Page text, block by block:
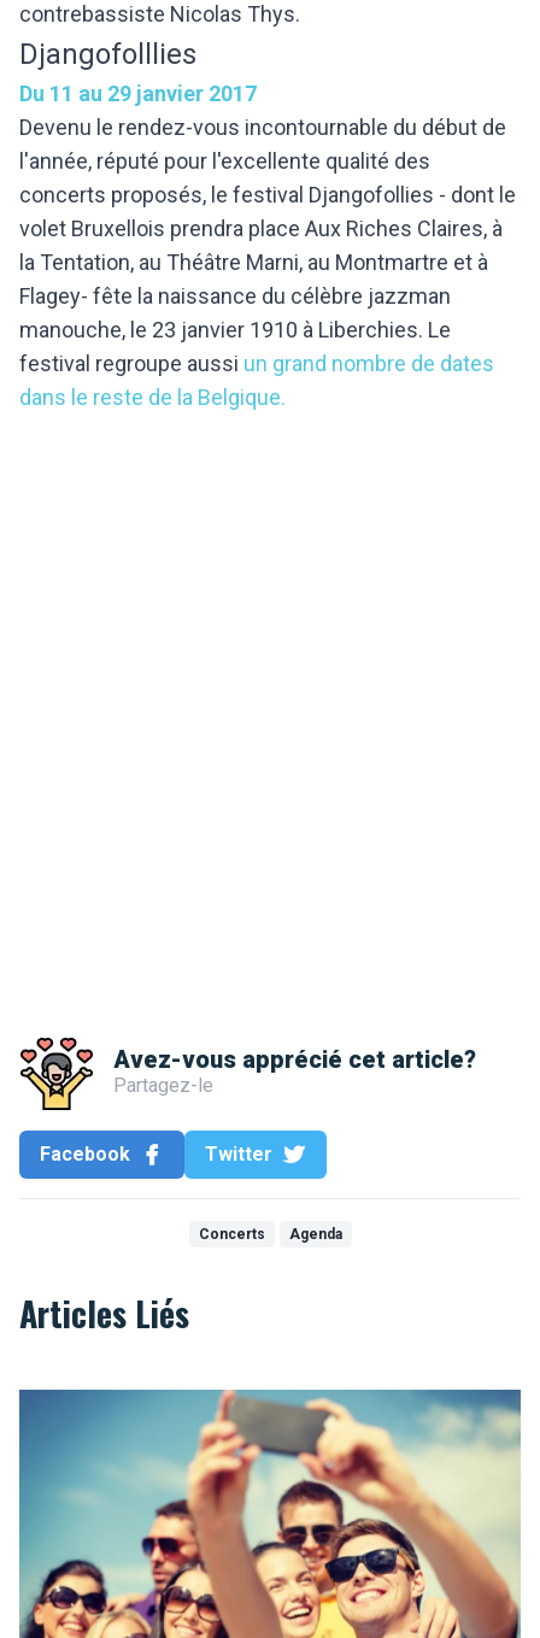
contrebassiste Nicolas Thys.
Djangofolllies
Du 11 au 29 janvier 2017
Devenu le rendez-vous incontournable du début de
l'année, réputé pour l'excellente qualité des
concerts proposés, le festival Djangofollies - dont le
volet Bruxellois prendra place Aux Riches Claires, à
la Tentation, au Théâtre Marni, au Montmartre et à
Flagey- fête la naissance du célèbre jazzman
manouche, le 23 janvier 1910 à Liberchies. Le
festival regroupe aussi un grand nombre de dates
dans le reste de la Belgique.
Avez-vous apprécié cet article?
Partagez-le
Facebook Twitter
Concerts Agenda
Articles Liés
Les activités hors du commun à Bruxelles